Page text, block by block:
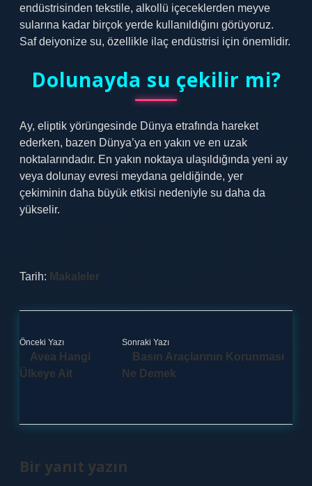
endüstrisinden tekstile, alkollü içeceklerden meyve
sularına kadar birçok yerde kullanıldığını görüyoruz.
Saf deiyonize su, özellikle ilaç endüstrisi için önemlidir.
Dolunayda su çekilir mi?
Ay, eliptik yörüngesinde Dünya etrafında hareket
ederken, bazen Dünya’ya en yakın ve en uzak
noktalarındadır. En yakın noktaya ulaşıldığında yeni ay
veya dolunay evresi meydana geldiğinde, yer
çekiminin daha büyük etkisi nedeniyle su daha da
yükselir.
Tarih: Makaleler
Önceki Yazı
Avea Hangi
Ülkeye Ait
Sonraki Yazı
Basın Araçlarının Korunması
Ne Demek
Bir yanıt yazın